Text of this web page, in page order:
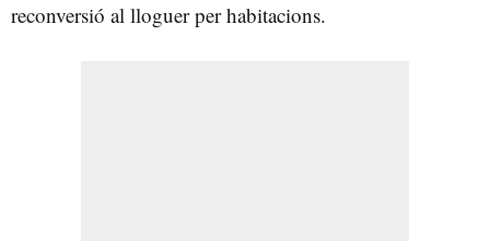
reconversió al lloguer per habitacions.